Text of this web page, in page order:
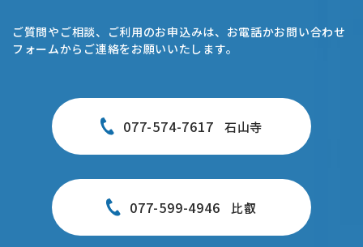
ご質問やご相談、ご利用のお申込みは、お電話かお問い合わせ
フォームからご連絡をお願いいたします。
077-574-7617 石山寺
077-599-4946 比叡